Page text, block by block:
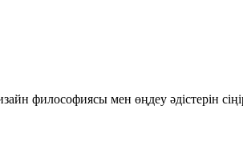
философиясы мен өңдеу әдістерін